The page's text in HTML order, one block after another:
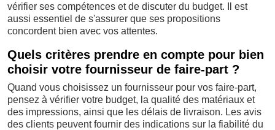
vérifier ses compétences et de discuter du budget. Il est
aussi essentiel de s'assurer que ses propositions
concordent bien avec vos attentes.
Quels critères prendre en compte pour bien
choisir votre fournisseur de faire-part ?
Quand vous choisissez un fournisseur pour vos faire-part,
pensez à vérifier votre budget, la qualité des matériaux et
des impressions, ainsi que les délais de livraison. Les avis
des clients peuvent fournir des indications sur la fiabilité du